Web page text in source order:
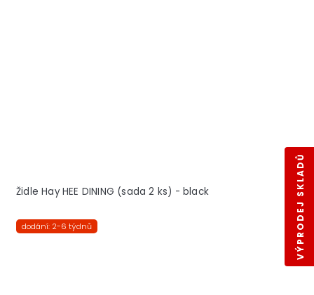
Židle Hay HEE DINING (sada 2 ks) - black
dodání: 2-6 týdnů VÝPRODEJ SKLADŮ